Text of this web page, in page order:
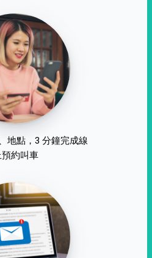
地點，3 分鐘完成線
約叫車